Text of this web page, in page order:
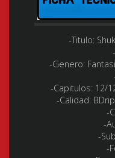
-Titulo:
-Genero:
-Capitulos: 12/
-Calidad:
-
-
-
-